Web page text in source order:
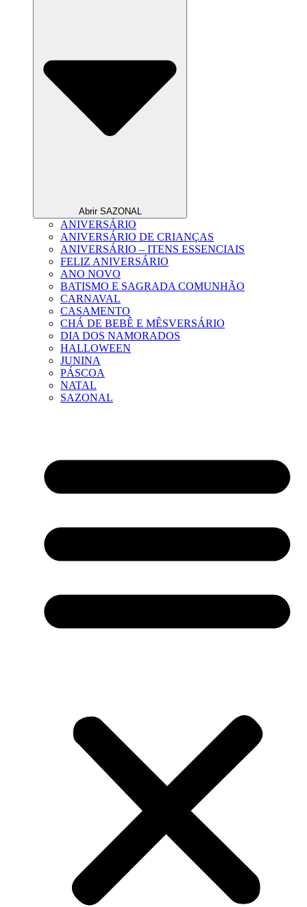
Abrir SAZONAL
ANIVERSÁRIO
ANIVERSÁRIO DE CRIANÇAS
ANIVERSÁRIO – ITENS ESSENCIAIS
FELIZ ANIVERSÁRIO
ANO NOVO
BATISMO E SAGRADA COMUNHÃO
CARNAVAL
CASAMENTO
CHÁ DE BEBÊ E MÊSVERSÁRIO
DIA DOS NAMORADOS
HALLOWEEN
JUNINA
PÁSCOA
NATAL
SAZONAL